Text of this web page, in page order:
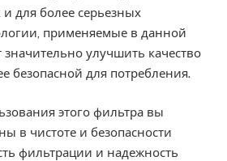
и для более серьезных
применяемые в данной
значительно улучшить качество
безопасной для потребления.
этого фильтра вы
в чистоте и безопасности
фильтрации и надежность